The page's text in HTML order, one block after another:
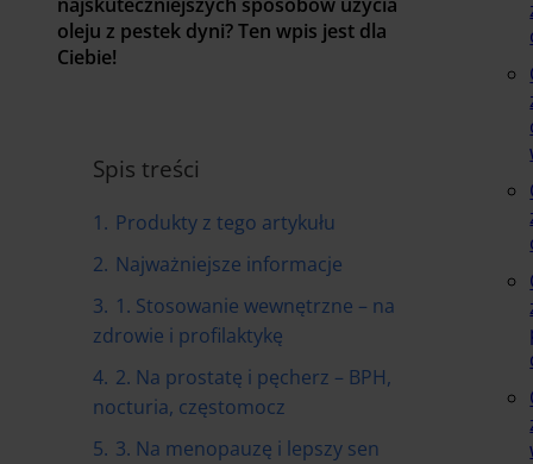
oleju z pestek dyni? Ten wpis jest dla
Ciebie!
Spis treści
1. Produkty z tego artykułu
2. Najważniejsze informacje
3. 1. Stosowanie wewnętrzne – na
zdrowie i profilaktykę
4. 2. Na prostatę i pęcherz – BPH,
nocturia, częstomocz
5. 3. Na menopauzę i lepszy sen